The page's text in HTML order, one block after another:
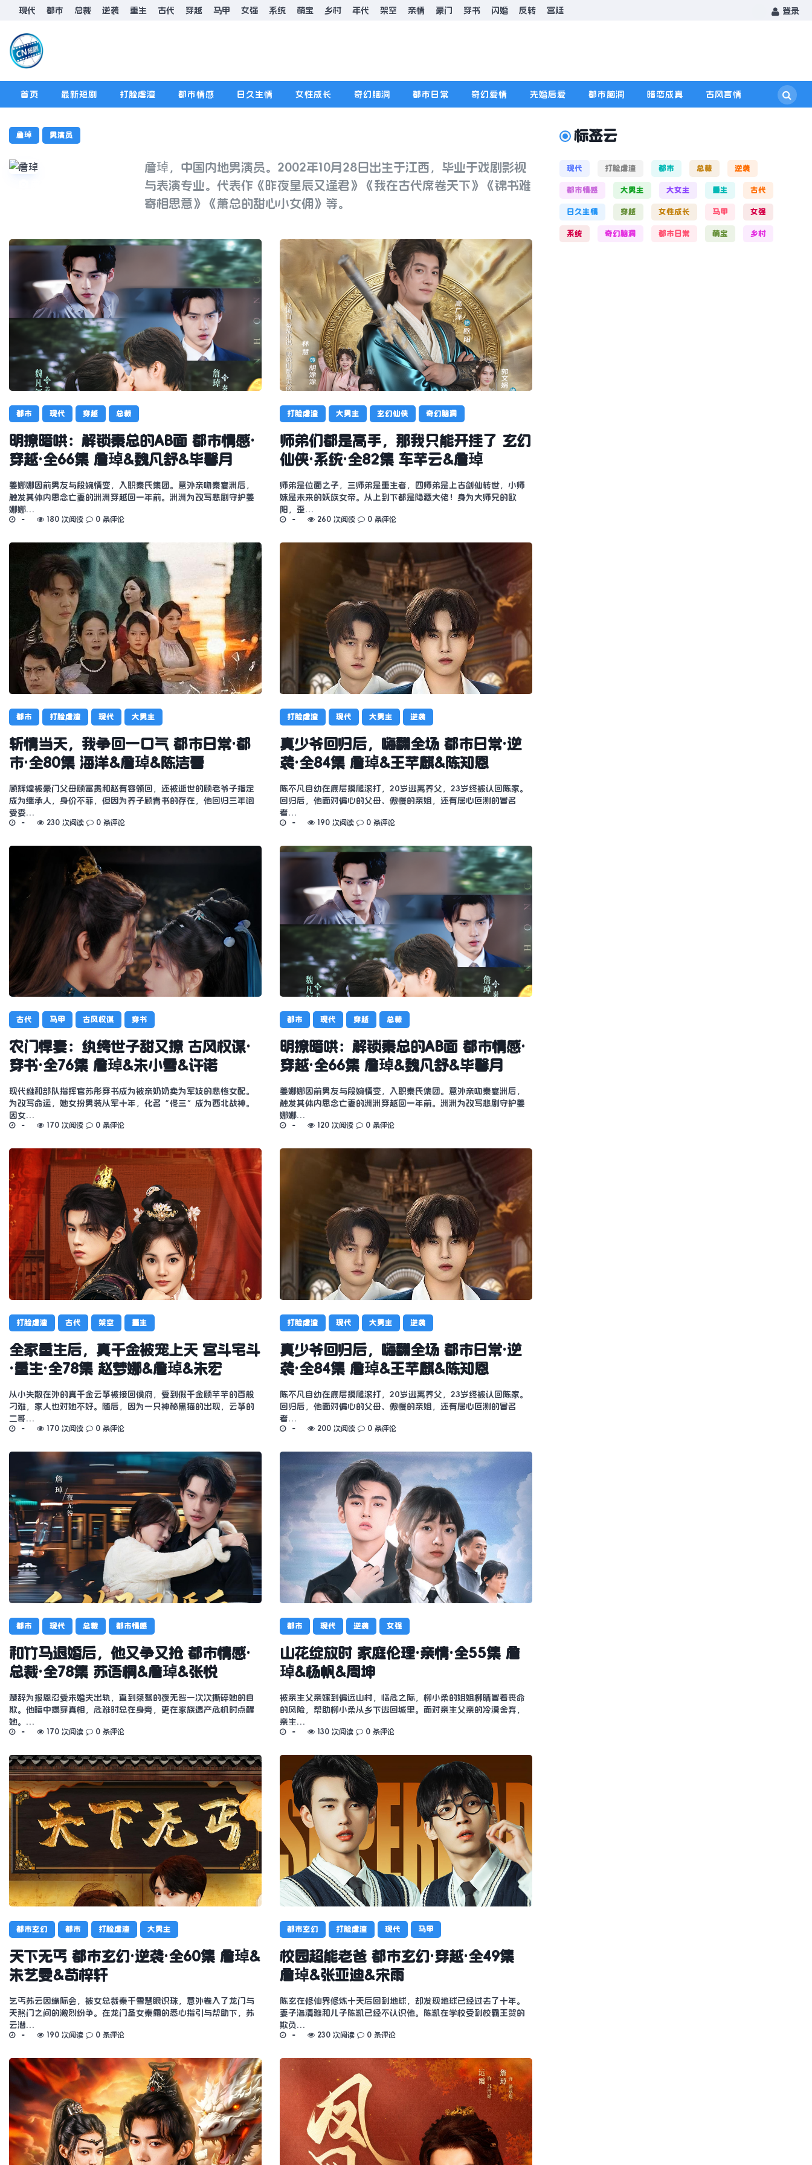
现代 都市 总裁 逆袭 重生 古代 穿越 马甲 女强 系统 萌宝 乡村 年代 架空 亲情 豪门 穿书 闪婚 反转 宫廷 登录
首页 最新短剧 打脸虐渣 都市情感 日久生情 女性成长 奇幻脑洞 都市日常 奇幻爱情 先婚后爱 都市脑洞 暗恋成真 古风言情
排行榜
詹琸 男演员
詹琸，中国内地男演员。2002年10月28日出生于江西，毕业于戏剧影视
与表演专业。代表作《昨夜星辰又逢君》《我在古代席卷天下》《锦书难
寄相思意》《萧总的甜心小女佣》等。
都市 现代 穿越 总裁
明撩暗哄：解锁秦总的AB面 都市情感·
穿越·全66集 詹琸&魏凡舒&毕馨月
姜娜娜因前男友与段婉情变，入职秦氏集团。意外亲吻秦宴洲后，
触发其体内思念亡妻的洲洲穿越回一年前。洲洲为改写悲剧守护姜
娜娜…
180 次阅读 0 条评论
打脸虐渣 大男主 玄幻仙侠 奇幻脑洞
师弟们都是高手，那我只能开挂了 玄幻
仙侠·系统·全82集 车芊云&詹琸
师弟是位面之子，三师弟是重生者，四师弟是上古剑仙转世，小师
妹是未来的妖族女帝。从上到下都是隐藏大佬！身为大师兄的欧
阳，歪…
260 次阅读 0 条评论
都市 打脸虐渣 现代 大男主
斩情当天，我争回一口气 都市日常·都
市·全80集 海洋&詹琸&陈洁蕾
顾辉煌被豪门父母顾富贵和赵有容领回，还被逝世的顾老爷子指定
成为继承人，身价不菲，但因为养子顾青书的存在，他回归三年饱
受委…
230 次阅读 0 条评论
打脸虐渣 现代 大男主 逆袭
真少爷回归后，嗨翻全场 都市日常·逆
袭·全84集 詹琸&王芊麒&陈知恩
陈不凡自幼在底层摸爬滚打，20岁逃离养父，23岁终被认回陈家。
回归后，他面对偏心的父母、傲慢的亲姐，还有居心叵测的冒名
者…
190 次阅读 0 条评论
古代 马甲 古风权谋 穿书
农门悍妻：纨绔世子甜又撩 古风权谋·
穿书·全76集 詹琸&朱小雪&许诺
现代维和部队指挥官苏彤穿书成为被亲奶奶卖为军妓的悲惨女配。
为改写命运，她女扮男装从军十年，化名“佟三”成为西北战神。
因女…
170 次阅读 0 条评论
都市 现代 穿越 总裁
明撩暗哄：解锁秦总的AB面 都市情感·
穿越·全66集 詹琸&魏凡舒&毕馨月
姜娜娜因前男友与段婉情变，入职秦氏集团。意外亲吻秦宴洲后，
触发其体内思念亡妻的洲洲穿越回一年前。洲洲为改写悲剧守护姜
娜娜…
120 次阅读 0 条评论
打脸虐渣 古代 架空 重生
全家重生后，真千金被宠上天 宫斗宅斗
·重生·全78集 赵梦娜&詹琸&朱宏
从小失散在外的真千金云筝被接回侯府，受到假千金顾芊芊的百般
刁难，家人也对她不好。随后，因为一只神秘黑猫的出现，云筝的
二哥…
170 次阅读 0 条评论
打脸虐渣 现代 大男主 逆袭
真少爷回归后，嗨翻全场 都市日常·逆
袭·全84集 詹琸&王芊麒&陈知恩
陈不凡自幼在底层摸爬滚打，20岁逃离养父，23岁终被认回陈家。
回归后，他面对偏心的父母、傲慢的亲姐，还有居心叵测的冒名
者…
200 次阅读 0 条评论
都市 现代 总裁 都市情感
和竹马退婚后，他又争又抢 都市情感·
总裁·全78集 苏语桐&詹琸&张悦
楚辞为报恩忍受未婚夫出轨，直到桀骜的夜无咎一次次撕碎她的自
欺。他暗中揭穿真相，危难时总在身旁，更在家族遗产危机时点醒
她。…
170 次阅读 0 条评论
都市 现代 逆袭 女强
山花绽放时 家庭伦理·亲情·全55集 詹
琸&杨帆&周坤
被亲生父亲嫁到偏远山村，临危之际，柳小柔的姐姐柳晴冒着丧命
的风险，帮助柳小柔从乡下逃回城里。面对亲生父亲的冷漠舍弃，
亲生…
130 次阅读 0 条评论
都市玄幻 都市 打脸虐渣 大男主
天下无丐 都市玄幻·逆袭·全60集 詹琸&
朱艺雯&苟梓轩
乞丐苏云因缘际会，被女总裁秦千雪慧眼识珠，意外卷入了龙门与
天煞门之间的激烈纷争。在龙门圣女秦霜的悉心指引与帮助下，苏
云潜…
190 次阅读 0 条评论
都市玄幻 打脸虐渣 现代 马甲
校园超能老爸 都市玄幻·穿越·全49集
詹琸&张亚迪&宋雨
陈玄在修仙界修炼十天后回到地球，却发现地球已经过去了十年。
妻子洛清雅和儿子陈凯已经不认识他。陈凯在学校受到校霸王贺的
欺负…
230 次阅读 0 条评论
标签云
现代 打脸虐渣 都市 总裁 逆袭
都市情感 大男主 大女主 重生 古代
日久生情 穿越 女性成长 马甲 女强
系统 奇幻脑洞 都市日常 萌宝 乡村